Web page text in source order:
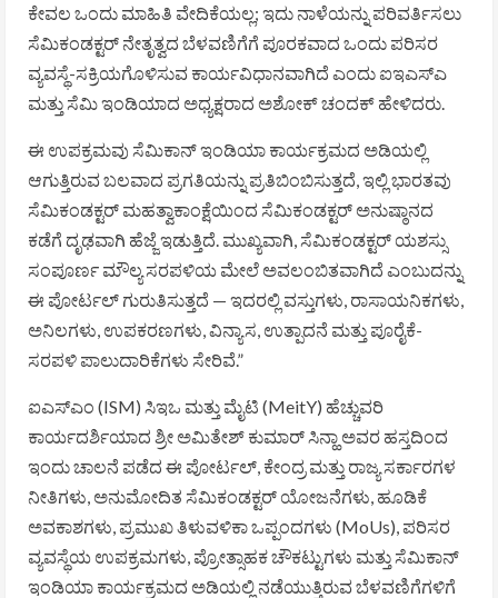
ಕೇವಲ ಒಂದು ಮಾಹಿತಿ ವೇದಿಕೆಯಲ್ಲ; ಇದು ನಾಳೆಯನ್ನು ಪರಿವರ್ತಿಸಲು
ಸೆಮಿಕಂಡಕ್ಟರ್ ನೇತೃತ್ವದ ಬೆಳವಣಿಗೆಗೆ ಪೂರಕವಾದ ಒಂದು ಪರಿಸರ
ವ್ಯವಸ್ಥೆ-ಸಕ್ರಿಯಗೊಳಿಸುವ ಕಾರ್ಯವಿಧಾನವಾಗಿದೆ ಎಂದು ಐಇಎಸ್ಎ
ಮತ್ತು ಸೆಮಿ ಇಂಡಿಯಾದ ಅಧ್ಯಕ್ಷರಾದ ಅಶೋಕ್ ಚಂದಕ್ ಹೇಳಿದರು.
ಈ ಉಪಕ್ರಮವು ಸೆಮಿಕಾನ್ ಇಂಡಿಯಾ ಕಾರ್ಯಕ್ರಮದ ಅಡಿಯಲ್ಲಿ
ಆಗುತ್ತಿರುವ ಬಲವಾದ ಪ್ರಗತಿಯನ್ನು ಪ್ರತಿಬಿಂಬಿಸುತ್ತದೆ, ಇಲ್ಲಿ ಭಾರತವು
ಸೆಮಿಕಂಡಕ್ಟರ್ ಮಹತ್ವಾಕಾಂಕ್ಷೆಯಿಂದ ಸೆಮಿಕಂಡಕ್ಟರ್ ಅನುಷ್ಠಾನದ
ಕಡೆಗೆ ದೃಢವಾಗಿ ಹೆಜ್ಜೆ ಇಡುತ್ತಿದೆ. ಮುಖ್ಯವಾಗಿ, ಸೆಮಿಕಂಡಕ್ಟರ್ ಯಶಸ್ಸು
ಸಂಪೂರ್ಣ ಮೌಲ್ಯ ಸರಪಳಿಯ ಮೇಲೆ ಅವಲಂಬಿತವಾಗಿದೆ ಎಂಬುದನ್ನು
ಈ ಪೋರ್ಟಲ್ ಗುರುತಿಸುತ್ತದೆ — ಇದರಲ್ಲಿ ವಸ್ತುಗಳು, ರಾಸಾಯನಿಕಗಳು,
ಅನಿಲಗಳು, ಉಪಕರಣಗಳು, ವಿನ್ಯಾಸ, ಉತ್ಪಾದನೆ ಮತ್ತು ಪೂರೈಕೆ-
ಸರಪಳಿ ಪಾಲುದಾರಿಕೆಗಳು ಸೇರಿವೆ.”
ಐಎಸ್ಎಂ (ISM) ಸಿಇಒ ಮತ್ತು ಮೈಟಿ (MeitY) ಹೆಚ್ಚುವರಿ
ಕಾರ್ಯದರ್ಶಿಯಾದ ಶ್ರೀ ಅಮಿತೇಶ್ ಕುಮಾರ್ ಸಿನ್ಹಾ ಅವರ ಹಸ್ತದಿಂದ
ಇಂದು ಚಾಲನೆ ಪಡೆದ ಈ ಪೋರ್ಟಲ್, ಕೇಂದ್ರ ಮತ್ತು ರಾಜ್ಯ ಸರ್ಕಾರಗಳ
ನೀತಿಗಳು, ಅನುಮೋದಿತ ಸೆಮಿಕಂಡಕ್ಟರ್ ಯೋಜನೆಗಳು, ಹೂಡಿಕೆ
ಅವಕಾಶಗಳು, ಪ್ರಮುಖ ತಿಳುವಳಿಕಾ ಒಪ್ಪಂದಗಳು (MoUs), ಪರಿಸರ
ವ್ಯವಸ್ಥೆಯ ಉಪಕ್ರಮಗಳು, ಪ್ರೋತ್ಸಾಹಕ ಚೌಕಟ್ಟುಗಳು ಮತ್ತು ಸೆಮಿಕಾನ್
ಇಂಡಿಯಾ ಕಾರ್ಯಕ್ರಮದ ಅಡಿಯಲ್ಲಿ ನಡೆಯುತ್ತಿರುವ ಬೆಳವಣಿಗೆಗಳಿಗೆ